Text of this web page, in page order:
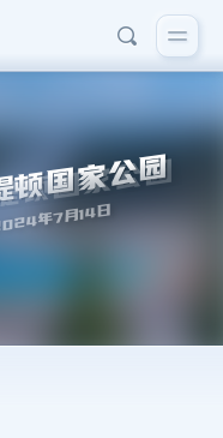
国家公园
年7月14日